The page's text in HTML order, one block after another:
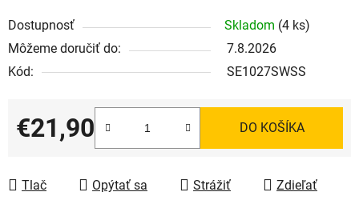
Dostupnosť Skladom (4 ks)
Môžeme doručiť do:
7.8.2026
Kód:
SE1027SWSS
€21,90
Jednotková cena:
DO KOŠÍKA
Tlač Opýtať sa Strážiť Zdieľať